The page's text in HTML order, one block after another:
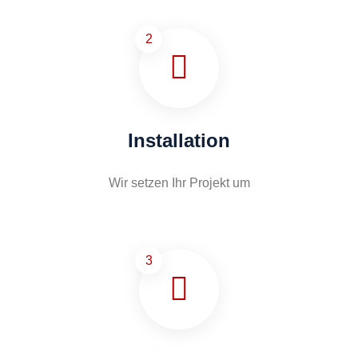
2
Installation
Wir setzen Ihr Projekt um
3